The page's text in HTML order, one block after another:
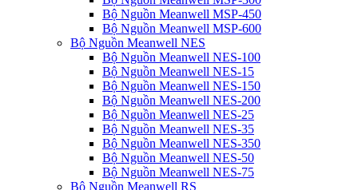
Bộ Nguồn Meanwell MSP-450
Bộ Nguồn Meanwell MSP-600
Bộ Nguồn Meanwell NES
Bộ Nguồn Meanwell NES-100
Bộ Nguồn Meanwell NES-15
Bộ Nguồn Meanwell NES-150
Bộ Nguồn Meanwell NES-200
Bộ Nguồn Meanwell NES-25
Bộ Nguồn Meanwell NES-35
Bộ Nguồn Meanwell NES-350
Bộ Nguồn Meanwell NES-50
Bộ Nguồn Meanwell NES-75
Bộ Nguồn Meanwell RS